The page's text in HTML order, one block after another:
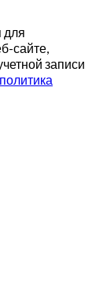
для
сайте,
записи
политика